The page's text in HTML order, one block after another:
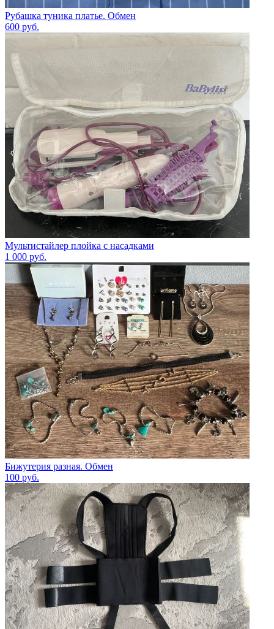
Рубашка туника платье. Обмен
600 руб.
Мультистайлер плойка с насадками
1 000 руб.
Бижутерия разная. Обмен
100 руб.